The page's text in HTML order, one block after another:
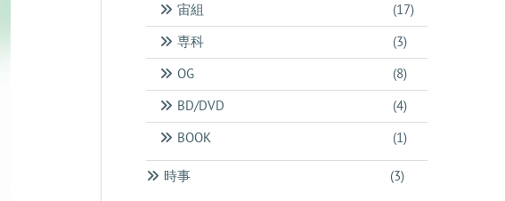
宙組
(17)
専科
(3)
OG
(8)
BD/DVD
(4)
BOOK
(1)
時事 (3)